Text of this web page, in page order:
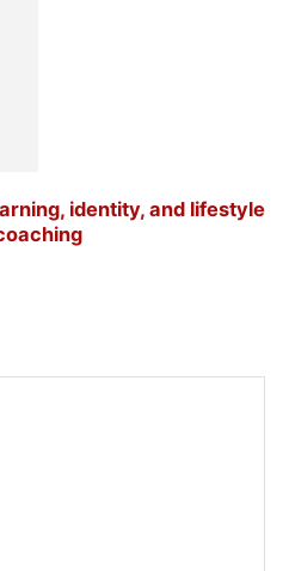
identity, and lifestyle